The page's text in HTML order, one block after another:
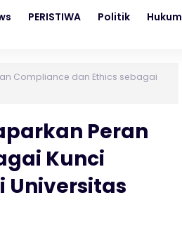
PERISTIWA Politik Hukum
Compliance dan Ethics sebagai
Peran
Kunci
Universitas